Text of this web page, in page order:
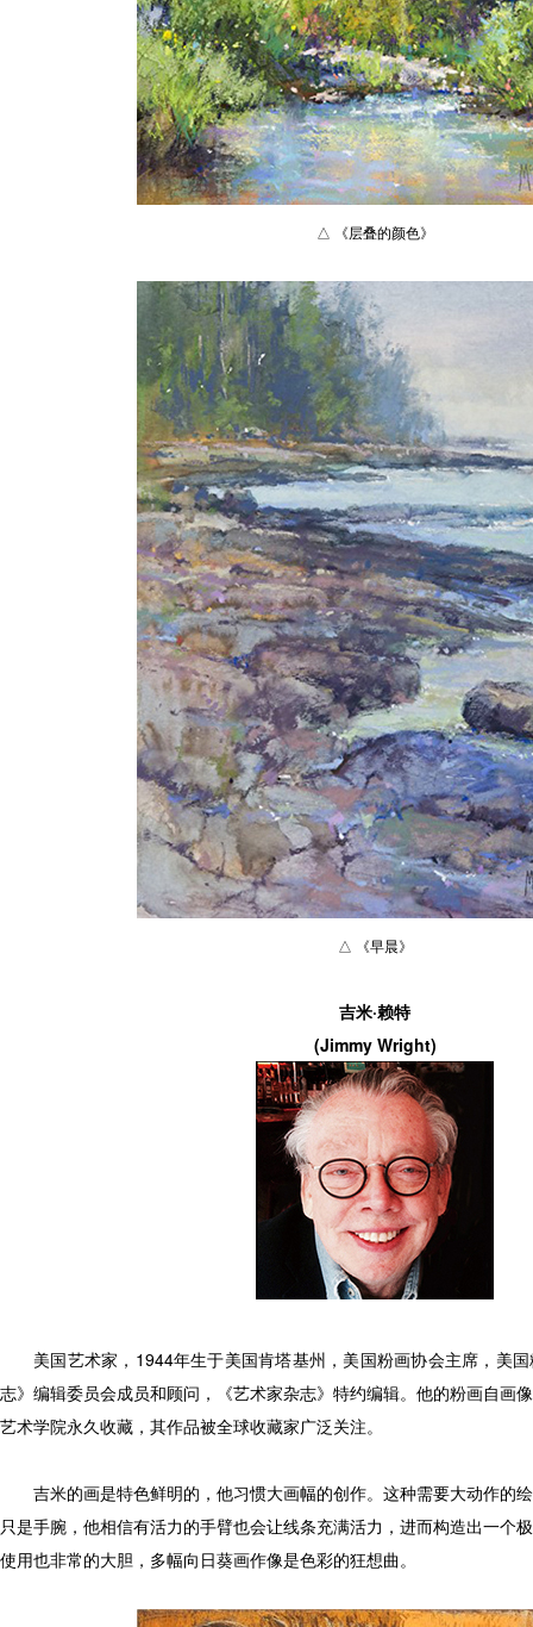
△ 《层叠的颜色》
△ 《早晨》
吉米·赖特
(Jimmy Wright)
美国艺术家，1944年生于美国肯塔基州，美国粉画协会主席，美
志》编辑委员会成员和顾问，《艺术家杂志》特约编辑。他的粉画自画
艺术学院永久收藏，其作品被全球收藏家广泛关注。
吉米的画是特色鲜明的，他习惯大画幅的创作。这种需要大动作的
只是手腕，他相信有活力的手臂也会让线条充满活力，进而构造出一个
使用也非常的大胆，多幅向日葵画作像是色彩的狂想曲。